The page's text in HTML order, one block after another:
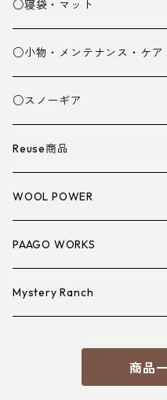
パンツ
グローブ
スパッツ・ゲイター
衣類小物
アイウェア
○寝袋・マット
寝袋
マット
寝具小物
○小物・メンテナンス・ケア
○スノーギア
Reuse商品
WOOL POWER
PAAGO WORKS
Mystery Ranch
商品